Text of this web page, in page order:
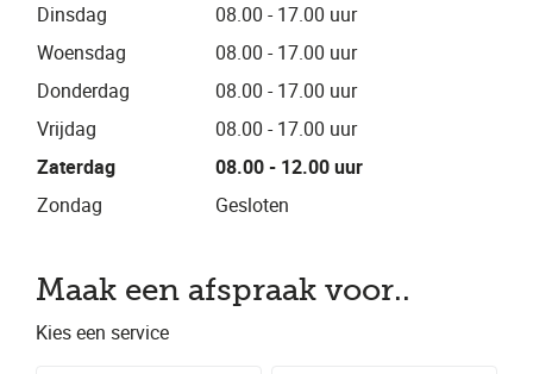
Maak een afspraak voor..
Kies een service
Dinsdag
08.00 - 17.00 uur
Woensdag
08.00 - 17.00 uur
Donderdag
08.00 - 17.00 uur
Vrijdag
08.00 - 17.00 uur
Zaterdag
08.00 - 12.00 uur
Zondag
Gesloten